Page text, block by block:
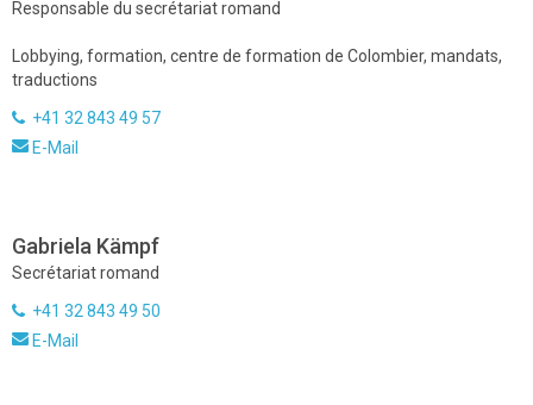
Responsable du secrétariat romand
Lobbying, formation, centre de formation de Colombier, mandats,
traductions
+41 32 843 49 57
E-Mail
Gabriela Kämpf
Secrétariat romand
+41 32 843 49 50
E-Mail